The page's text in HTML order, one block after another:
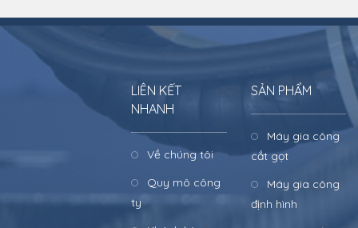
LIÊN KẾT
NHANH
Về chúng tôi
Quy mô công
ty
SẢN PHẨM
Máy gia công
cắt gọt
Máy gia công
định hình